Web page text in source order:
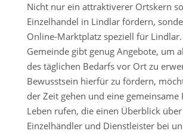
Nicht nur ein attraktiverer Ortskern
Einzelhandel in Lindlar fördern,
Online-Marktplatz speziell für
Gemeinde gibt genug Angebote, um
des täglichen Bedarfs vor Ort zu
Bewusstsein hierfür zu fördern,
der Zeit gehen und eine
Leben rufen, die einen Überblick
Einzelhändler und Dienstleister bei